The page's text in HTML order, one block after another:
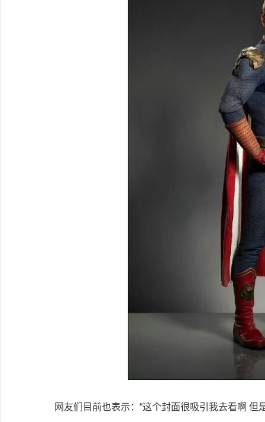
网友们目前也表示：“这个封面很吸引我去看啊 但